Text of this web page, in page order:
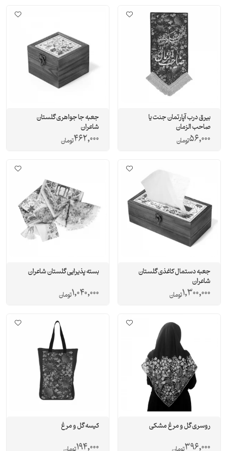
بیرق درب آپارتمان جنت یا
صاحب الزمان
56,000تومان
جعبه جا جواهری گلستان
شاعران
462,000تومان
جعبه دستمال کاغذی گلستان
شاعران
1,300,000تومان
بسته پذیرایی گلستان شاعران
1,040,000تومان
روسری گل و مرغ مشکی
396,000
کیسه گل و مرغ
194,000